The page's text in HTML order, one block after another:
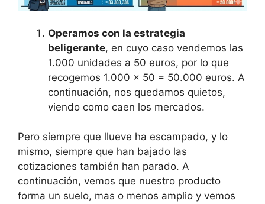
Operamos con la estrategia
beligerante, en cuyo caso vendemos las
1.000 unidades a 50 euros, por lo que
recogemos 1.000 x 50 = 50.000 euros. A
continuación, nos quedamos quietos,
viendo como caen los mercados.
Pero siempre que llueve ha escampado, y lo
mismo, siempre que han bajado las
cotizaciones también han parado. A
continuación, vemos que nuestro producto
forma un suelo, mas o menos amplio y vemos